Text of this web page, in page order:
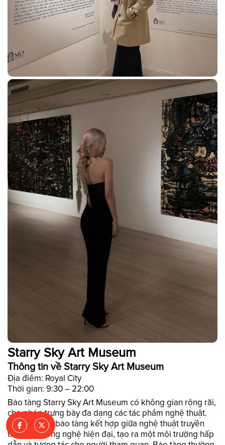
Starry Sky Art Museum
Thông tin về Starry Sky Art Museum
Địa điểm: Royal City
Thời gian: 9:30 – 22:00
Bảo tàng Starry Sky Art Museum có không gian rộng rãi,
cho phép trưng bày đa dạng các tác phẩm nghệ thuật.
Thiết kế của bảo tàng kết hợp giữa nghệ thuật truyền
thống và công nghệ hiện đại, tạo ra một môi trường hấp